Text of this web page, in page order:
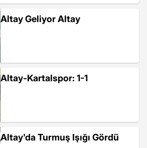
Altay Geliyor Altay
Altay-Kartalspor: 1-1
Altay'da Turmuş Işığı Gördü